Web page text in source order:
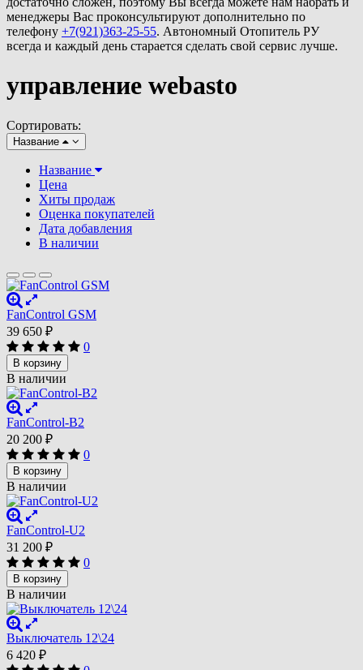
менеджеры Вас проконсультируют дополнительно по
телефону +7(921)363-25-55. Автономный Отопитель РУ
всегда и каждый день старается сделать свой сервис лучше.
управление webasto
Сортировать:
Название
Название
Цена
Хиты продаж
Оценка покупателей
Дата добавления
В наличии
FanControl GSM
39 650 ₽
0
В корзину
В наличии
FanControl-B2
20 200 ₽
0
В корзину
В наличии
FanControl-U2
31 200 ₽
0
В корзину
В наличии
Выключатель 12\24
6 420 ₽